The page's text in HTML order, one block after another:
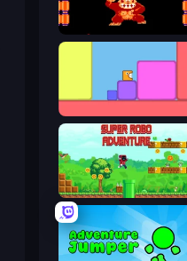
Donkey Kong Returns
Super Robo - Adventure